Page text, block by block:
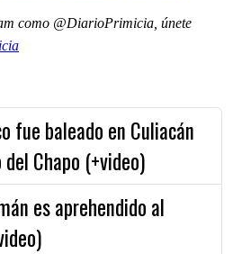
como @DiarioPrimicia, únete
fue baleado en Culiacán
Chapo (+video)
es aprehendido al